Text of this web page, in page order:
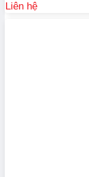
Liên hệ